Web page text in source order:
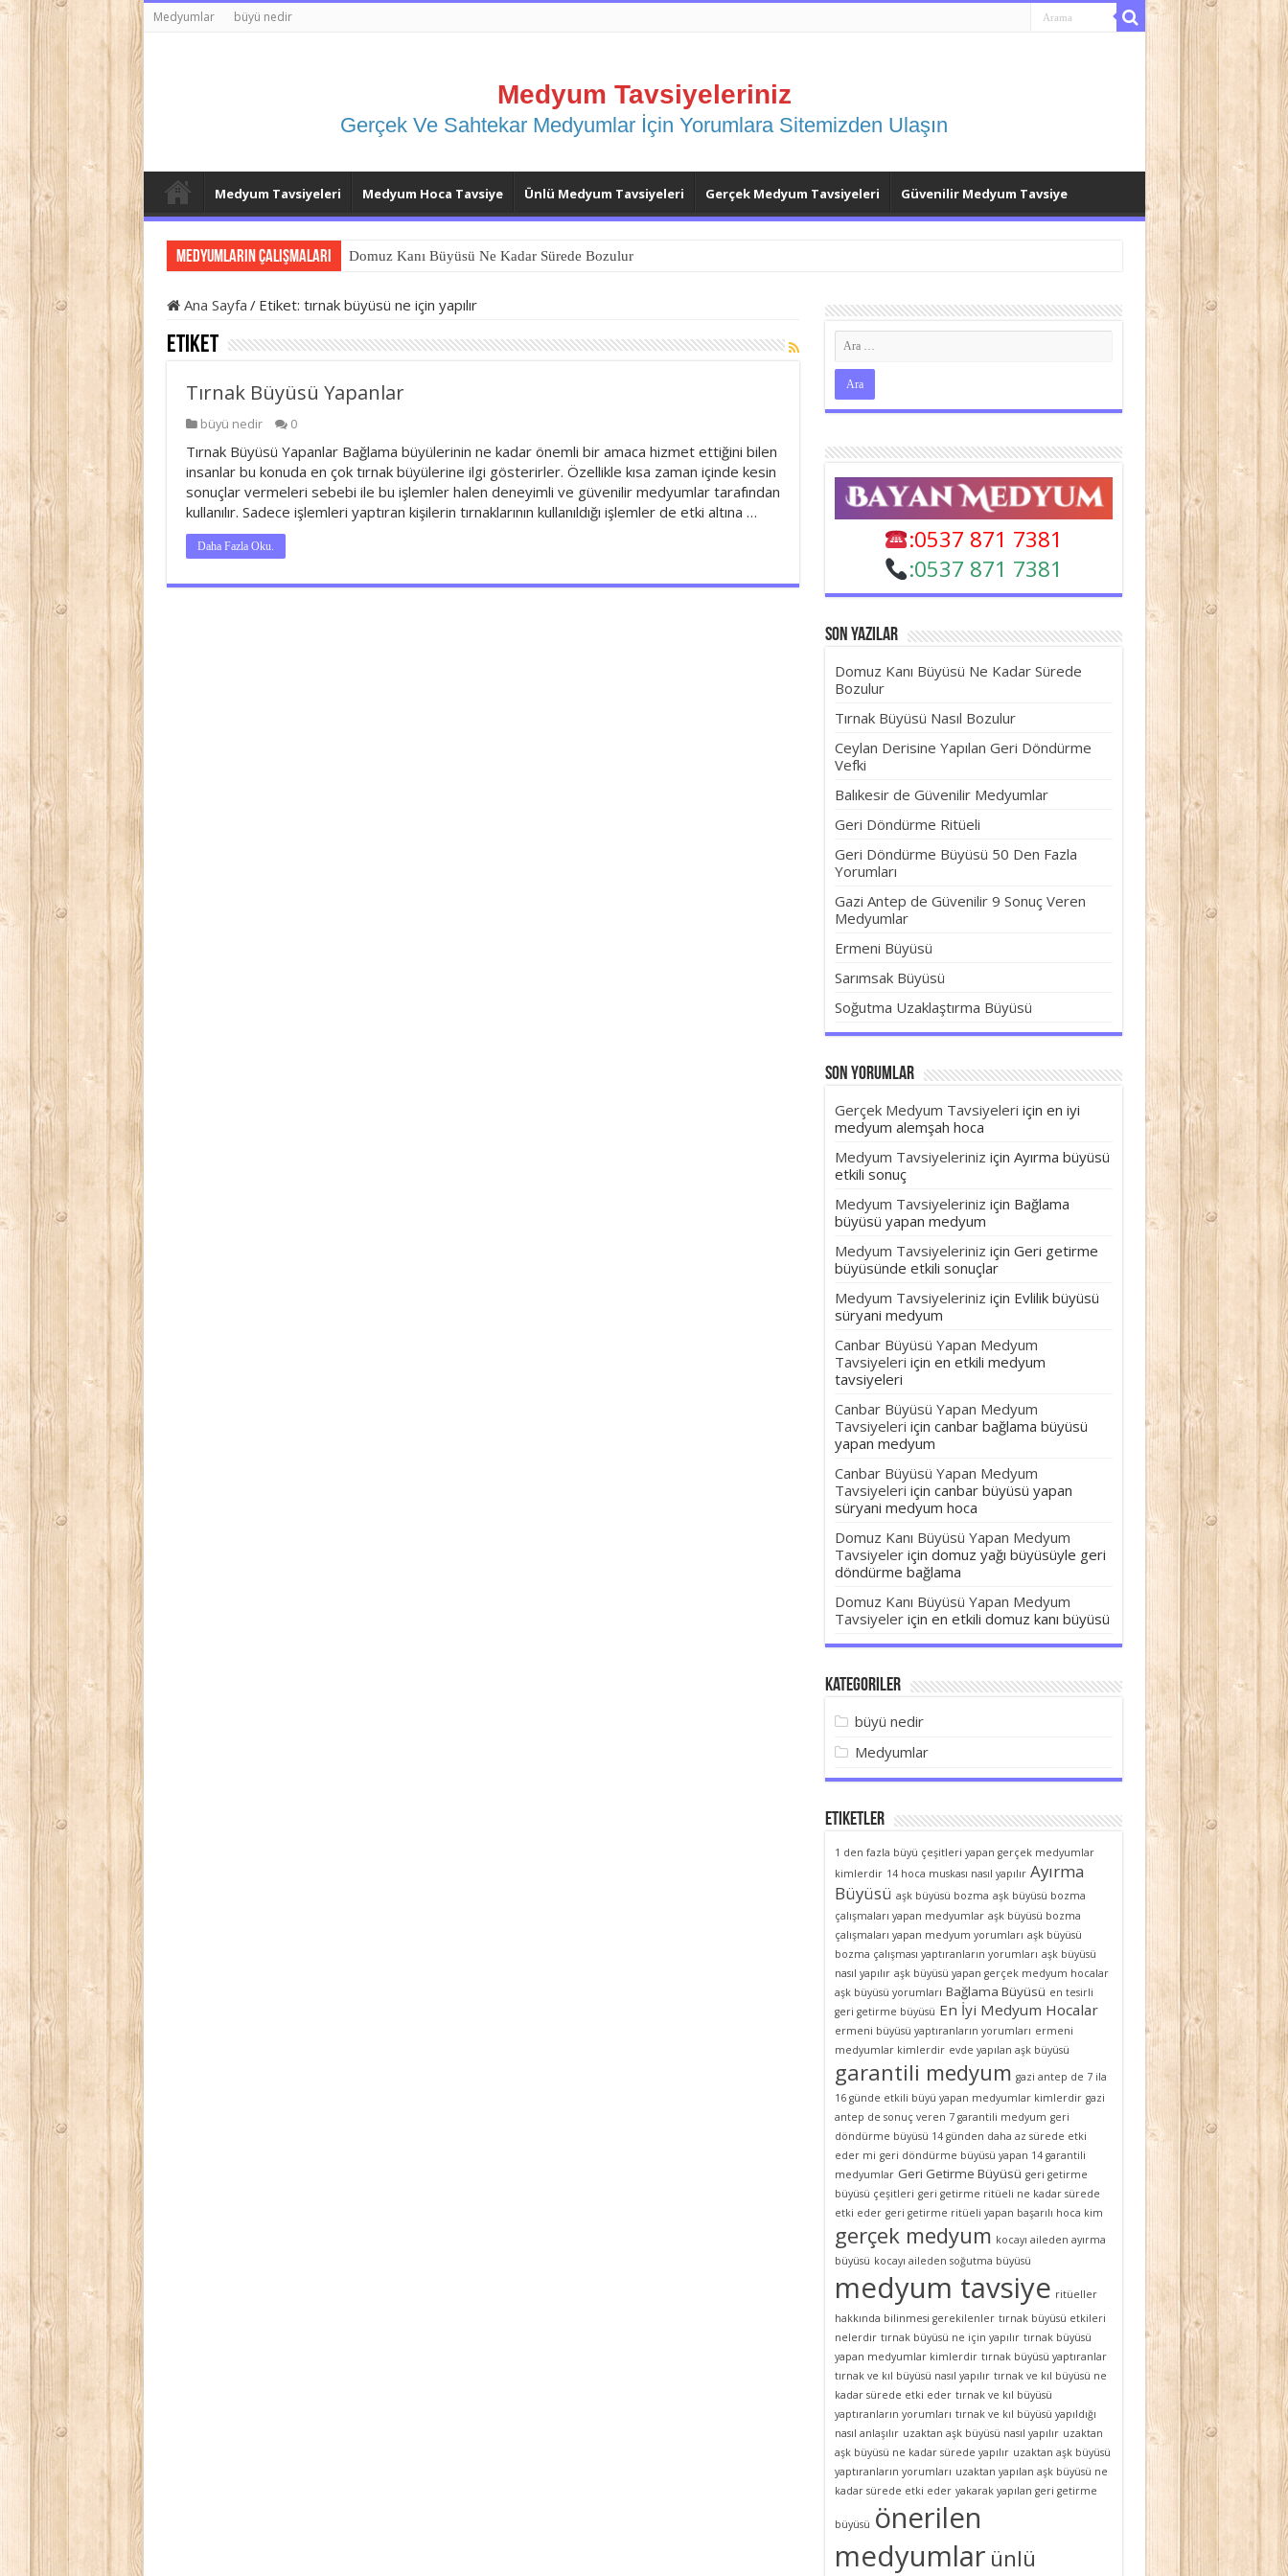
Medyumlar büyü nedir
Medyum Tavsiyeleriniz
Gerçek Ve Sahtekar Medyumlar İçin Yorumlara Sitemizden Ulaşın
Medyum Tavsiyeleri Medyum Hoca Tavsiye Ünlü Medyum Tavsiyeleri Gerçek Medyum Tavsiyeleri Güvenilir Medyum Tavsiye
Medyumların Çalışmaları Domuz Kanı Büyüsü Ne Kadar Sürede Bozulur
Ana Sayfa / Etiket: tırnak büyüsü ne için yapılır
Etiket
Tırnak Büyüsü Yapanlar
büyü nedir 0
Tırnak Büyüsü Yapanlar Bağlama büyülerinin ne kadar önemli bir amaca hizmet ettiğini bilen
insanlar bu konuda en çok tırnak büyülerine ilgi gösterirler. Özellikle kısa zaman içinde kesin
sonuçlar vermeleri sebebi ile bu işlemler halen deneyimli ve güvenilir medyumlar tarafından
kullanılır. Sadece işlemleri yaptıran kişilerin tırnaklarının kullanıldığı işlemler de etki altına …
Daha Fazla Oku.
:0537 871 7381
:0537 871 7381
Son Yazılar
Domuz Kanı Büyüsü Ne Kadar Sürede
Bozulur
Tırnak Büyüsü Nasıl Bozulur
Ceylan Derisine Yapılan Geri Döndürme
Vefki
Balıkesir de Güvenilir Medyumlar
Geri Döndürme Ritüeli
Geri Döndürme Büyüsü 50 Den Fazla
Yorumları
Gazi Antep de Güvenilir 9 Sonuç Veren
Medyumlar
Ermeni Büyüsü
Sarımsak Büyüsü
Soğutma Uzaklaştırma Büyüsü
Son yorumlar
Gerçek Medyum Tavsiyeleri için en iyi
medyum alemşah hoca
Medyum Tavsiyeleriniz için Ayırma büyüsü
etkili sonuç
Medyum Tavsiyeleriniz için Bağlama
büyüsü yapan medyum
Medyum Tavsiyeleriniz için Geri getirme
büyüsünde etkili sonuçlar
Medyum Tavsiyeleriniz için Evlilik büyüsü
süryani medyum
Canbar Büyüsü Yapan Medyum
Tavsiyeleri için en etkili medyum
tavsiyeleri
Canbar Büyüsü Yapan Medyum
Tavsiyeleri için canbar bağlama büyüsü
yapan medyum
Canbar Büyüsü Yapan Medyum
Tavsiyeleri için canbar büyüsü yapan
süryani medyum hoca
Domuz Kanı Büyüsü Yapan Medyum
Tavsiyeleriçin domuz yağı büyüsüyle geri
döndürme bağlama
Domuz Kanı Büyüsü Yapan Medyum
Tavsiyeleriçin en etkili domuz kanı büyüsü
Kategoriler
büyü nedir
Medyumlar
Etiketler
1 den fazla büyü çeşitleri yapan gerçek medyumlar
kimlerdir 14 hoca muskası nasıl yapılır Ayırma
Büyüsü aşk büyüsü bozma aşk büyüsü bozma
çalışmaları yapan medyumlar aşk büyüsü bozma
çalışmaları yapan medyum yorumları aşk büyüsü
bozma çalışması yaptıranların yorumları aşk büyüsü
nasıl yapılır aşk büyüsü yapan gerçek medyum hocalar
aşk büyüsü yorumları Bağlama Büyüsü en tesirli
geri getirme büyüsü En İyi Medyum Hocalar
ermeni büyüsü yaptıranların yorumları ermeni
medyumlar kimlerdir evde yapılan aşk büyüsü
garantili medyum gazi antep de 7 ila
16 günde etkili büyü yapan medyumlar kimlerdir gazi
antep de sonuç veren 7 garantili medyum geri
döndürme büyüsü 14 günden daha az sürede etki
eder mi geri döndürme büyüsü yapan 14 garantili
medyumlar Geri Getirme Büyüsü geri getirme
büyüsü çeşitleri geri getirme ritüeli ne kadar sürede
etki eder geri getirme ritüeli yapan başarılı hoca kim
gerçek medyum kocayı aileden ayırma
büyüsü kocayı aileden soğutma büyüsü
medyum tavsiye ritüeller
hakkında bilinmesi gerekilenler tırnak büyüsü etkileri
nelerdir tırnak büyüsü ne için yapılır tırnak büyüsü
yapan medyumlar kimlerdir tırnak büyüsü yaptıranlar
tırnak ve kıl büyüsü nasıl yapılır tırnak ve kıl büyüsü ne
kadar sürede etki eder tırnak ve kıl büyüsü
yaptıranların yorumları tırnak ve kıl büyüsü yapıldığı
nasıl anlaşılır uzaktan aşk büyüsü nasıl yapılır uzaktan
aşk büyüsü ne kadar sürede yapılır uzaktan aşk büyüsü
yaptıranların yorumları uzaktan yapılan aşk büyüsü ne
kadar sürede etki eder yakarak yapılan geri getirme
büyüsü önerilen
medyumlar ünlü